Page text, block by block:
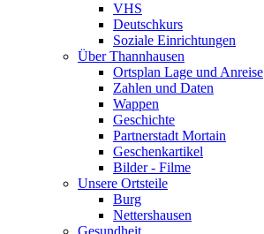
VHS
Deutschkurs
Soziale Einrichtungen
Über Thannhausen
Ortsplan Lage und Anreise
Zahlen und Daten
Wappen
Geschichte
Partnerstadt Mortain
Geschenkartikel
Bilder - Filme
Unsere Ortsteile
Burg
Nettershausen
Gesundheit